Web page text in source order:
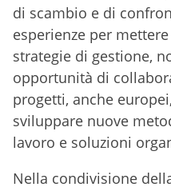
di scambio e di
esperienze per
strategie di gestione,
opportunità di
progetti, anche
sviluppare nuove
lavoro e soluzioni
Nella condivisione